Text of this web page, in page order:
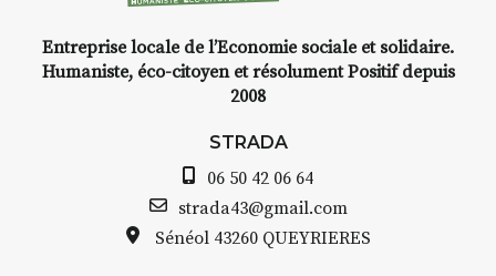
INTERVIEW
avez ouvert une galerie à
Bernard TURLE Le Fumoir n’est
pas une galerie permanente.
Entreprise locale de l’Economie sociale et solidaire.
Humaniste, éco-citoyen et résolument Positif depuis
2008
STRADA
06 50 42 06 64
strada43@gmail.com
Sénéol 43260 QUEYRIERES